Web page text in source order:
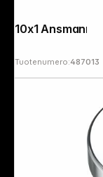
10x1 Ansmann
Tuotenumero:487013